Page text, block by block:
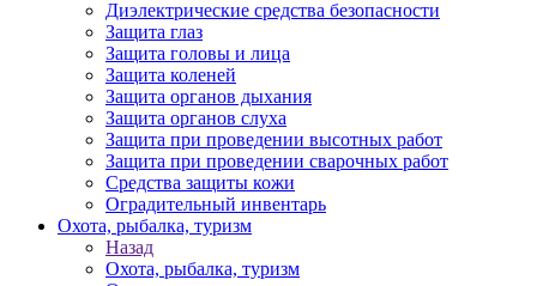
Диэлектрические средства безопасности
Защита глаз
Защита головы и лица
Защита коленей
Защита органов дыхания
Защита органов слуха
Защита при проведении высотных работ
Защита при проведении сварочных работ
Средства защиты кожи
Оградительный инвентарь
Охота, рыбалка, туризм
Назад
Охота, рыбалка, туризм